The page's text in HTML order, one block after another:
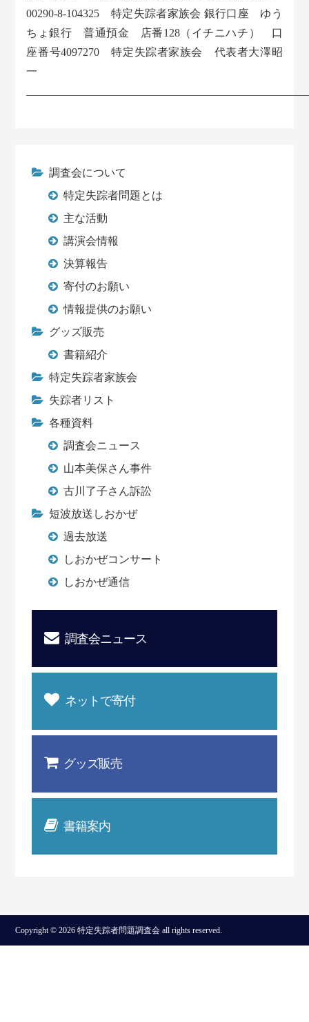
00290-8-104325 特定失踪者家族会 銀行口座 ゆう
ちょ銀行 普通預金 店番128（イチニハチ） 口
座番号4097270 特定失踪者家族会 代表者大澤昭
一
調査会について
特定失踪者問題とは
主な活動
講演会情報
決算報告
寄付のお願い
情報提供のお願い
グッズ販売
書籍紹介
特定失踪者家族会
失踪者リスト
各種資料
調査会ニュース
山本美保さん事件
古川了子さん訴訟
短波放送しおかぜ
過去放送
しおかぜコンサート
しおかぜ通信
調査会ニュース
ネットで寄付
グッズ販売
書籍案内
Copyright © 2026 特定失踪者問題調査会 all rights reserved.